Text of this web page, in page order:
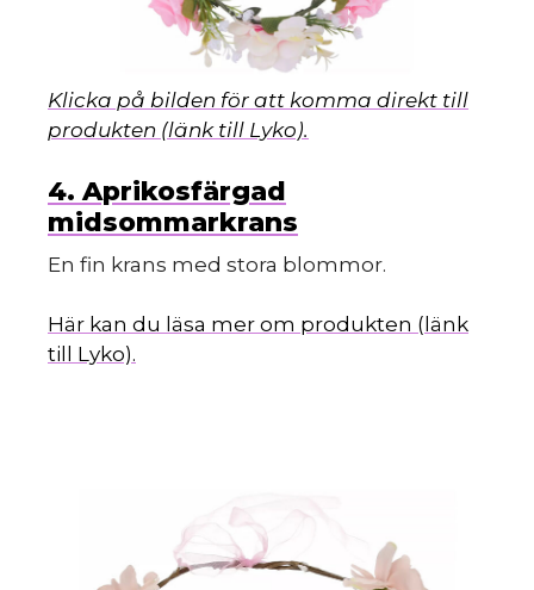
Klicka på bilden för att komma direkt till
produkten (länk till Lyko).
4. Aprikosfärgad
midsommarkrans
En fin krans med stora blommor.
Här kan du läsa mer om produkten (länk
till Lyko).